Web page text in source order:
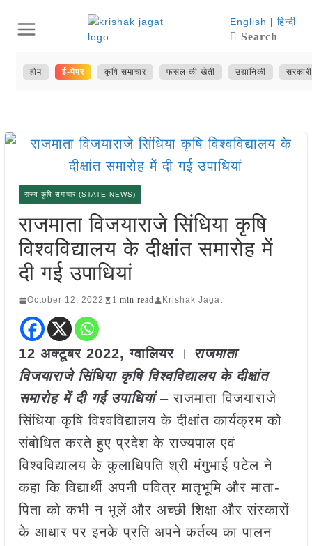
content
English | हिन्दी
Search
होम ई-पेपर कृषि समाचार फसल की खेती उद्यानिकी
राज्य कृषि समाचार (STATE NEWS)
राजमाता विजयाराजे सिंधिया कृषि
विश्वविद्यालय के दीक्षांत समारोह में
दी गई उपाधियां
October 12, 2022 1 min read Krishak Jagat
12 अक्टूबर 2022, ग्वालियर।
राजमाता
विजयाराजे सिंधिया कृषि विश्वविद्यालय के दीक्षांत
समारोह में दी गई उपाधियां – राजमाता विजयाराजे
सिंधिया कृषि विश्वविद्यालय के दीक्षांत कार्यक्रम को
संबोधित करते हुए प्रदेश के राज्यपाल एवं
विश्वविद्यालय के कुलाधिपति श्री मंगुभाई पटेल ने
कहा कि विद्यार्थी अपनी पवित्र मातृभूमि और माता-
पिता को कभी न भूलें और अच्छी शिक्षा और संस्कारों
के आधार पर इनके प्रति अपने कर्तव्य का पालन